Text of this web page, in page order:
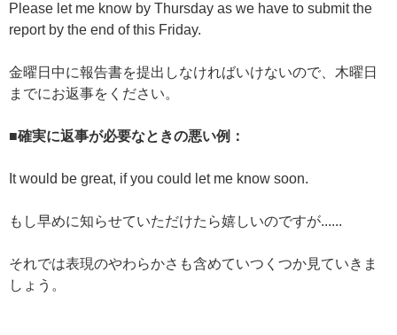
Please let me know by Thursday as we have to submit the
report by the end of this Friday.
金曜日中に報告書を提出しなければいけないので、木曜日
までにお返事をください。
■確実に返事が必要なときの悪い例：
It would be great, if you could let me know soon.
もし早めに知らせていただけたら嬉しいのですが......
それでは表現のやわらかさも含めていつくつか見ていきま
しょう。